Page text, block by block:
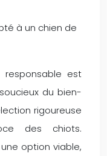
à un chien de
responsable est
du bien-
rigoureuse
des chiots.
option viable,